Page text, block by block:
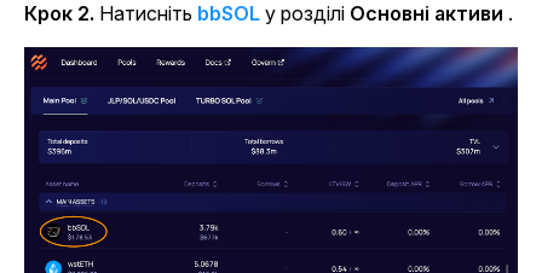
Крок 2. Натисніть bbSOL у розділі Основні активи .